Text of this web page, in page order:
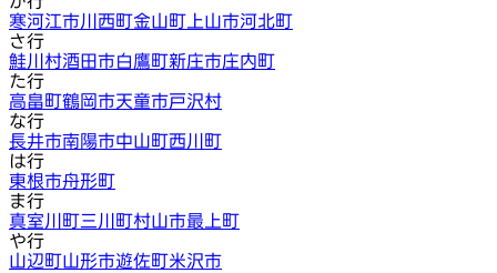
寒河江市川西町金山町 上山市河北町
さ行
鮭川村酒田市白鷹町新庄市庄内町
た行
高畠町鶴岡市天童市戸沢村
な行
長井市南陽市中山町西川町
は行
東根市舟形町
ま行
真室川町三川町村山市最上町
や行
山辺町山形市遊佐町米沢市